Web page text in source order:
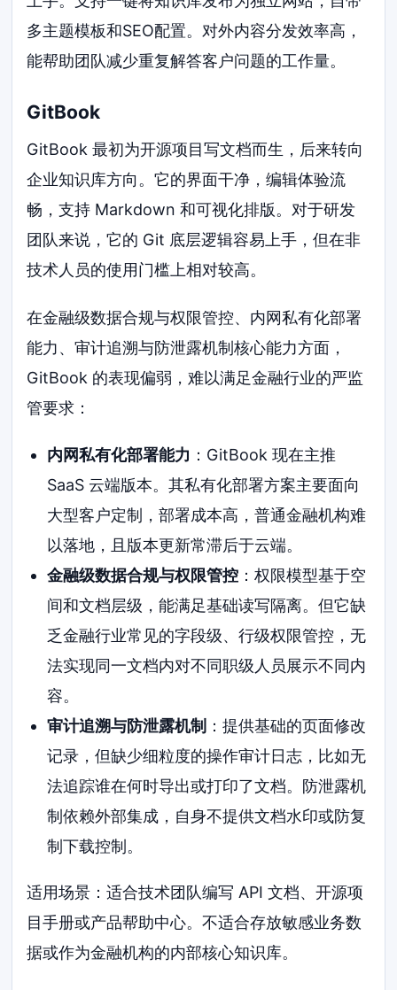
多主题模板和SEO配置。对外内容分发效率高，
能帮助团队减少重复解答客户问题的工作量。
GitBook
GitBook 最初为开源项目写文档而生，后来转向
企业知识库方向。它的界面干净，编辑体验流
畅，支持 Markdown 和可视化排版。对于研发
团队来说，它的 Git 底层逻辑容易上手，但在非
技术人员的使用门槛上相对较高。
在金融级数据合规与权限管控、内网私有化部署
能力、审计追溯与防泄露机制核心能力方面，
GitBook 的表现偏弱，难以满足金融行业的严监
管要求：
内网私有化部署能力 ：GitBook 现在主推
SaaS 云端版本。其私有化部署方案主要面向
大型客户定制，部署成本高，普通金融机构难
以落地，且版本更新常滞后于云端。
金融级数据合规与权限管控：权限模型基于空
间和文档层级，能满足基础读写隔离。但它缺
乏金融行业常见的字段级、行级权限管控，无
法实现同一文档内对不同职级人员展示不同内
容。
审计追溯与防泄露机制 ：提供基础的页面修改
记录，但缺少细粒度的操作审计日志，比如无
法追踪谁在何时导出或打印了文档。防泄露机
制依赖外部集成，自身不提供文档水印或防复
制下载控制。
适用场景：适合技术团队编写 API 文档、开源项
目手册或产品帮助中心。不适合存放敏感业务数
据或作为金融机构的内部核心知识库。